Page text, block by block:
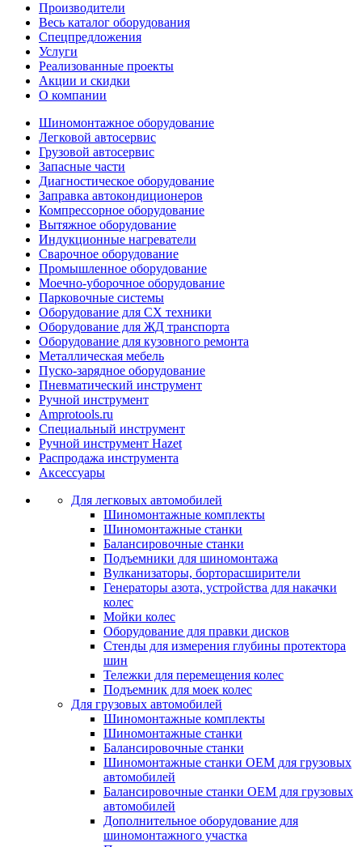
Производители
Весь каталог оборудования
Спецпредложения
Услуги
Реализованные проекты
Акции и скидки
О компании
Шиномонтажное оборудование
Легковой автосервис
Грузовой автосервис
Запасные части
Диагностическое оборудование
Заправка автокондиционеров
Компрессорное оборудование
Вытяжное оборудование
Индукционные нагреватели
Сварочное оборудование
Промышленное оборудование
Моечно-уборочное оборудование
Парковочные системы
Оборудование для СХ техники
Оборудование для ЖД транспорта
Оборудование для кузовного ремонта
Металлическая мебель
Пуско-зарядное оборудование
Пневматический инструмент
Ручной инструмент
Amprotools.ru
Специальный инструмент
Ручной инструмент Hazet
Распродажа инструмента
Аксессуары
Для легковых автомобилей
Шиномонтажные комплекты
Шиномонтажные станки
Балансировочные станки
Подъемники для шиномонтажа
Вулканизаторы, борторасширители
Генераторы азота, устройства для накачки
колес
Мойки колес
Оборудование для правки дисков
Стенды для измерения глубины протектора
шин
Тележки для перемещения колес
Подъемник для моек колеc
Для грузовых автомобилей
Шиномонтажные комплекты
Шиномонтажные станки
Балансировочные станки
Шиномонтажные станки ОЕМ для грузовых
автомобилей
Балансировочные станки ОЕМ для грузовых
автомобилей
Дополнительное оборудование для
шиномонтажного участка